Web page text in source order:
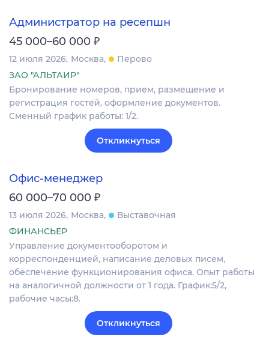
Администратор на ресепшн
45 000–60 000 ₽
12 июля 2026 Москва
Перово
ЗАО "АЛЬТАИР"
Бронирование номеров, прием, размещение и
регистрация гостей, оформление документов.
Сменный график работы: 1/2.
Откликнуться
Офис-менеджер
60 000–70 000 ₽
13 июля 2026 Москва
Выставочная
ФИНАНСЬЕР
Управление документооборотом и
корреспонденцией, написание деловых писем,
обеспечение функционирования офиса. Опыт работы
на аналогичной должности от 1 года. График:5/2,
рабочие часы:8.
Откликнуться